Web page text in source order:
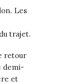
Les
trajet.
retour
demi-
et